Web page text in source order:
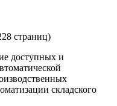
страниц)
доступных и
складского